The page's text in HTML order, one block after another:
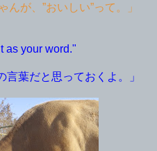
が、”おいしい”って。」
as your word."
葉だと思っておくよ。」